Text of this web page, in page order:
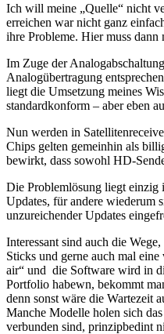
Ich will meine „Quelle“ nicht
erreichen war nicht ganz
ihre Probleme. Hier muss
Im Zuge der
Analogübertragung
liegt die Umsetzung meines
standardkonform – aber eben
Nun werden in
Chips gelten gemeinhin als
bewirkt, dass sowohl HD-
Die Problemlösung liegt einzig
Updates, für andere wiederum
unzureichender Updates
Interessant sind auch die
Sticks und gerne auch mal
air“ und die Software wird in
Portfolio habewn, bekommt
denn sonst wäre die Wartezeit
Manche Modelle holen sich
verbunden sind, prinzipbedint